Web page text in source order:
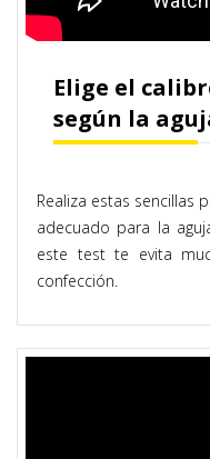
Elige el
según la
Realiza estas sencillas
adecuado para la
este test te evita
confección.